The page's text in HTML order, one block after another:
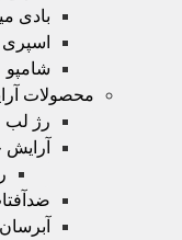
بادی
شامپو
محصولات
رژ لب